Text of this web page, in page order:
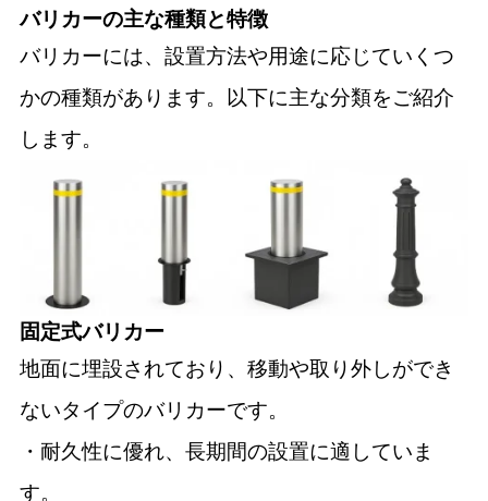
バリカーの主な種類と特徴
バリカーには、設置方法や用途に応じていくつ
かの種類があります。以下に主な分類をご紹介
します。
固定式バリカー
地面に埋設されており、移動や取り外しができ
ないタイプのバリカーです。
・耐久性に優れ、長期間の設置に適していま
す。